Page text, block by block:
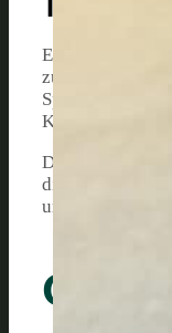
Eine gute Zeit,
zu wachsen. In
Spätsommer
Komponenten
Die Zugabe
die
um die